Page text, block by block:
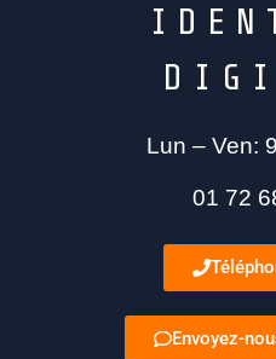
I D E N
D I G I
Lun – Ven:
01 72
Envoyez-